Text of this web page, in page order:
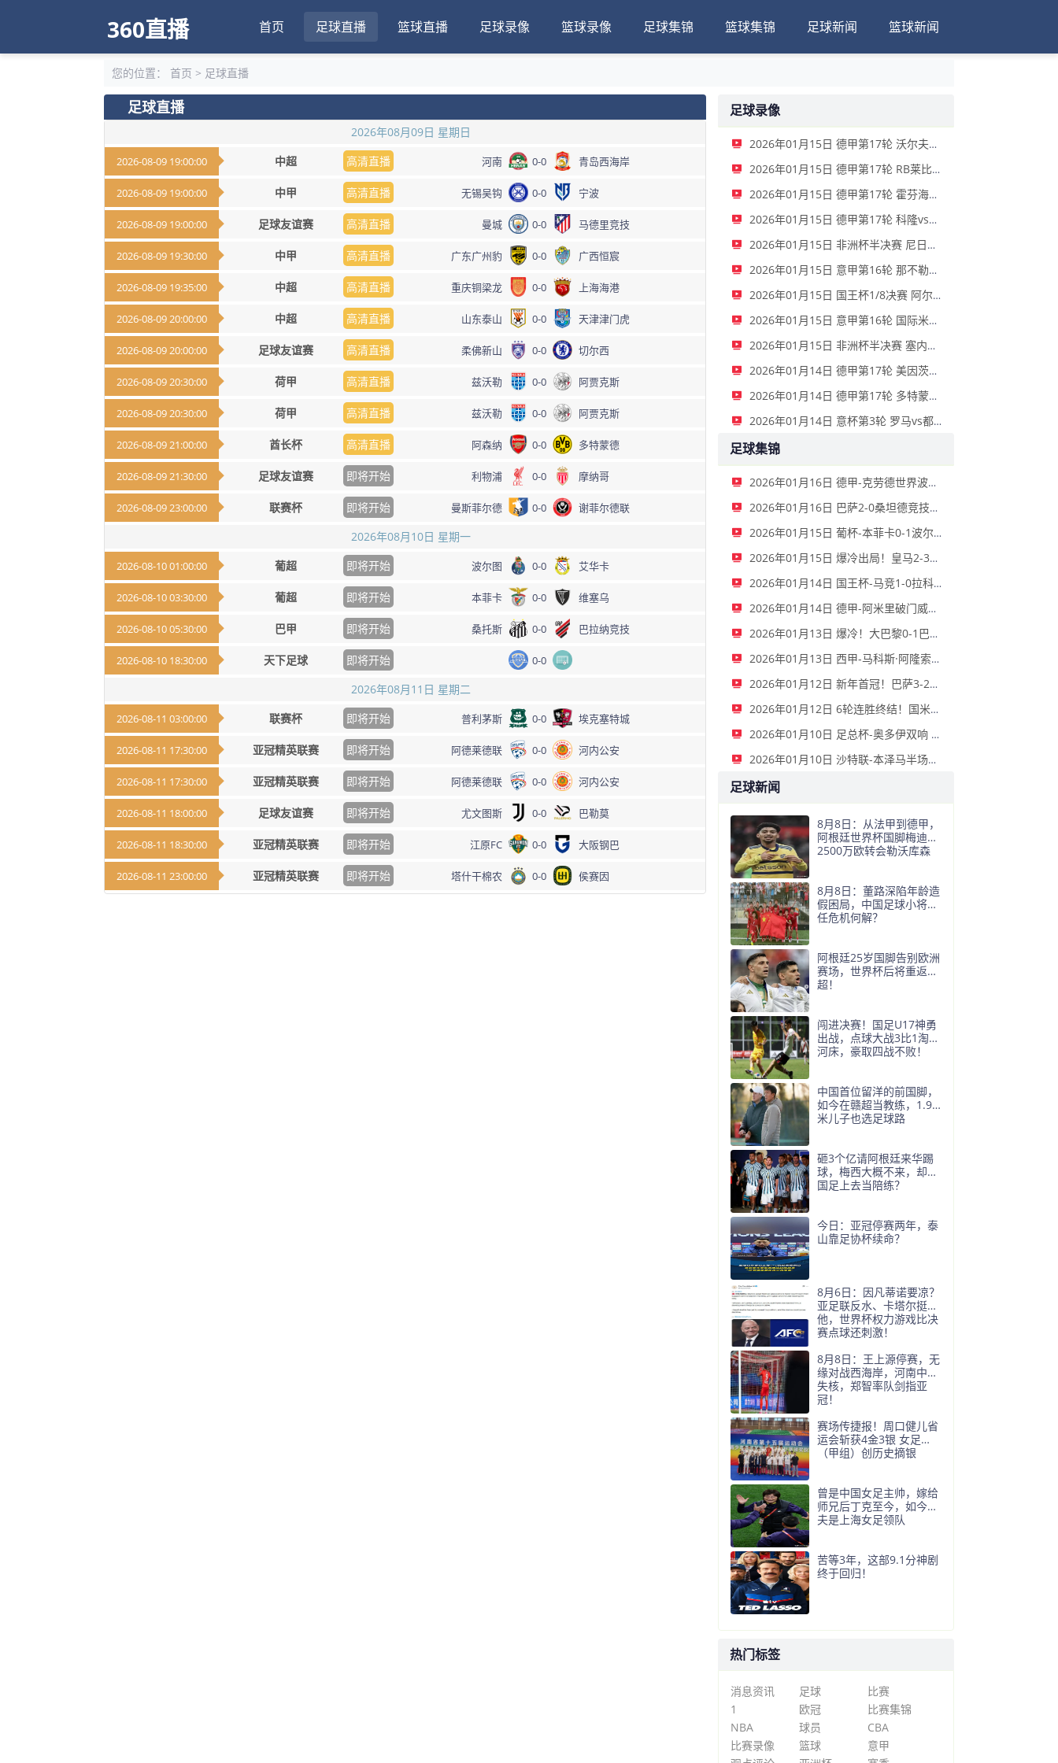
360直播 首页 足球直播 篮球直播 足球录像 篮球录像 足球集锦 篮球集锦 足球新闻 篮球新闻
您的位置： 首页 > 足球直播
足球直播
2026年08月09日 星期日
2026-08-09 19:00:00 中超 高清直播 河南 0-0 青岛西海岸
2026-08-09 19:00:00 中甲 高清直播 无锡吴钩 0-0 宁波
2026-08-09 19:00:00 足球友谊赛 高清直播 曼城 0-0 马德里竞技
2026-08-09 19:30:00 中甲 高清直播 广东广州豹 0-0 广西恒宸
2026-08-09 19:35:00 中超 高清直播 重庆铜梁龙 0-0 上海海港
2026-08-09 20:00:00 中超 高清直播 山东泰山 0-0 天津津门虎
2026-08-09 20:00:00 足球友谊赛 高清直播 柔佛新山 0-0 切尔西
2026-08-09 20:30:00 荷甲 高清直播 兹沃勒 0-0 阿贾克斯
2026-08-09 20:30:00 荷甲 高清直播 兹沃勒 0-0 阿贾克斯
2026-08-09 21:00:00 酋长杯 高清直播 阿森纳 0-0 多特蒙德
2026-08-09 21:30:00 足球友谊赛 即将开始 利物浦 0-0 摩纳哥
2026-08-09 23:00:00 联赛杯 即将开始 曼斯菲尔德 0-0 谢菲尔德联
2026年08月10日 星期一
2026-08-10 01:00:00 葡超 即将开始 波尔图 0-0 艾华卡
2026-08-10 03:30:00 葡超 即将开始 本菲卡 0-0 维塞乌
2026-08-10 05:30:00 巴甲 即将开始 桑托斯 0-0 巴拉纳竞技
2026-08-10 18:30:00 天下足球 即将开始 0-0
2026年08月11日 星期二
2026-08-11 03:00:00 联赛杯 即将开始 普利茅斯 0-0 埃克塞特城
2026-08-11 17:30:00 亚冠精英联赛 即将开始 阿德莱德联 0-0 河内公安
2026-08-11 17:30:00 亚冠精英联赛 即将开始 阿德莱德联 0-0 河内公安
2026-08-11 18:00:00 足球友谊赛 即将开始 尤文图斯 0-0 巴勒莫
2026-08-11 18:30:00 亚冠精英联赛 即将开始 江原FC 0-0 大阪钢巴
2026-08-11 23:00:00 亚冠精英联赛 即将开始 塔什干棉农 0-0 侯赛因
足球录像
2026年01月15日 德甲第17轮 沃尔夫斯堡vs圣保利 全场录像
2026年01月15日 德甲第17轮 RB莱比锡vs弗赖堡 全场录像
2026年01月15日 德甲第17轮 霍芬海姆vs门兴 全场录像
2026年01月15日 德甲第17轮 科隆vs拜仁慕尼黑 全场录像
2026年01月15日 非洲杯半决赛 尼日利亚vs摩洛哥 全场录像
2026年01月15日 意甲第16轮 那不勒斯vs帕尔马 全场录像
2026年01月15日 国王杯1/8决赛 阿尔瓦塞特vs皇家马德里 全场录像
2026年01月15日 意甲第16轮 国际米兰vs莱切 全场录像
2026年01月15日 非洲杯半决赛 塞内加尔vs埃及 全场录像
2026年01月14日 德甲第17轮 美因茨vs海登海姆 全场录像
2026年01月14日 德甲第17轮 多特蒙德vs不莱梅 全场录像
2026年01月14日 意杯第3轮 罗马vs都灵 全场录像
足球集锦
2026年01月16日 德甲-克劳德世界波柳比西奇绝平 十人柏林联合1-1奥格斯堡
2026年01月16日 巴萨2-0桑坦德竞技晋级国王杯八强 费兰单刀球破门亚马尔建功
2026年01月15日 葡杯-本菲卡0-1波尔图止步八强 贝德纳雷克制胜帕夫利季斯失良机
2026年01月15日 爆冷出局！皇马2-3遭西乙队阿尔瓦塞特补时绝杀 无缘国王杯8强
2026年01月14日 国王杯-马竞1-0拉科鲁尼亚 格列兹曼十分角任意球破门+远射中横梁
2026年01月14日 德甲-阿米里破门威德默建功 美因茨2-1海登海姆
2026年01月13日 爆冷！大巴黎0-1巴黎FC止步法国杯32强 登贝莱失单刀埃梅里中框
2026年01月13日 西甲-马科斯·阿隆索点射制胜 塞尔塔客场1-0塞维利亚
2026年01月12日 新年首冠！巴萨3-2皇马卫冕西超杯 拉菲尼亚双响维尼修斯一条龙
2026年01月12日 6轮连胜终结！国米2-2那不勒斯 麦克托米奈双响恰20点射孔蒂染红
2026年01月10日 足总杯-奥多伊双响 点球大战诺丁汉森林6-7雷克瑟姆
2026年01月10日 沙特联-本泽马半场戴帽 吉达联合4-0拉斯永恒
足球新闻
8月8日：从法甲到德甲，
阿根廷世界杯国脚梅迪纳
2500万欧转会勒沃库森
8月8日：董路深陷年龄造
假困局，中国足球小将信
任危机何解？
阿根廷25岁国脚告别欧洲
赛场，世界杯后将重返阿
超！
闯进决赛！国足U17神勇
出战，点球大战3比1淘汰
河床，豪取四战不败！
中国首位留洋的前国脚，
如今在赣超当教练，1.9
米儿子也选足球路
砸3个亿请阿根廷来华踢
球，梅西大概不来，却要
国足上去当陪练？
今日：亚冠停赛两年，泰
山靠足协杯续命？
8月6日：因凡蒂诺要凉？
亚足联反水、卡塔尔挺
他，世界杯权力游戏比决
赛点球还刺激！
8月8日：王上源停赛，无
缘对战西海岸，河南中场
失核，郑智率队剑指亚
冠！
赛场传捷报！周口健儿省
运会斩获4金3银 女足
（甲组）创历史摘银
曾是中国女足主帅，嫁给
师兄后丁克至今，如今丈
夫是上海女足领队
苦等3年，这部9.1分神剧
终于回归！
热门标签
消息资讯 足球
比赛
1
欧冠
比赛集锦
NBA
球员
CBA
比赛录像
篮球
意甲